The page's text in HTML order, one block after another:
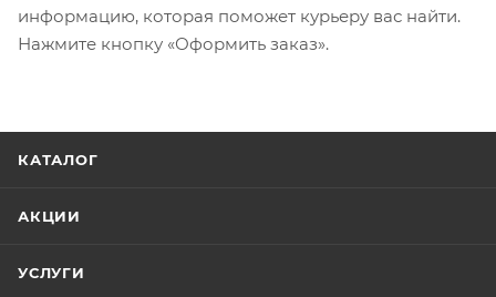
информацию, которая поможет курьеру вас найти.
Нажмите кнопку «Оформить заказ».
КАТАЛОГ
АКЦИИ
УСЛУГИ